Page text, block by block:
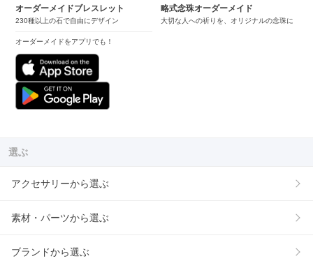
オーダーメイドブレスレット
230種以上の石で自由にデザイン
オーダーメイドをアプリでも！
略式念珠オーダーメイド
大切な人への祈りを、オリジナルの念珠に
選ぶ
アクセサリーから選ぶ
素材・パーツから選ぶ
ブランドから選ぶ